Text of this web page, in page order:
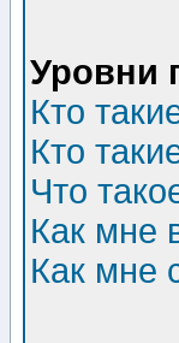
Уровни
Кто
Кто
Что
Как мне
Как мне